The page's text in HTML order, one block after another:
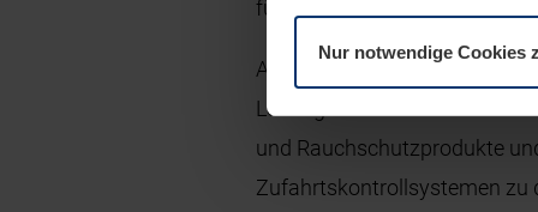
Nur notwendige Cookies
für diese Einsatzzwecke ein
Auch bei Verladetechnik-
Lösungen rund um die
und Rauchschutzprodukte
Zufahrtskontrollsystemen zu